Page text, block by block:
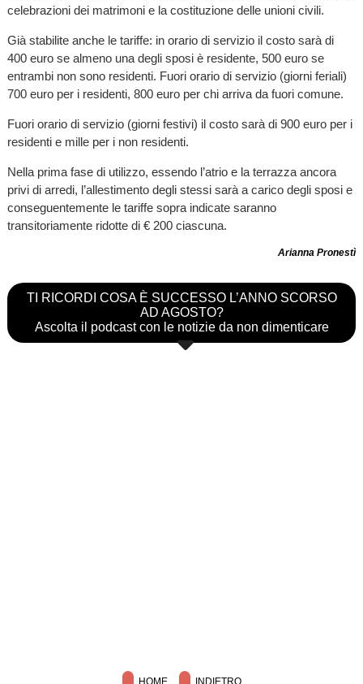
celebrazioni dei matrimoni e la costituzione delle unioni civili.
Già stabilite anche le tariffe: in orario di servizio il costo sarà di
400 euro se almeno una degli sposi è residente, 500 euro se
entrambi non sono residenti. Fuori orario di servizio (giorni feriali)
700 euro per i residenti, 800 euro per chi arriva da fuori comune.
Fuori orario di servizio (giorni festivi) il costo sarà di 900 euro per i
residenti e mille per i non residenti.
Nella prima fase di utilizzo, essendo l’atrio e la terrazza ancora
privi di arredi, l’allestimento degli stessi sarà a carico degli sposi e
conseguentemente le tariffe sopra indicate saranno
transitoriamente ridotte di € 200 ciascuna.
Arianna Pronestì
TI RICORDI COSA È SUCCESSO L’ANNO SCORSO
AD AGOSTO?
Ascolta il podcast con le notizie da non dimenticare
HOME INDIETRO